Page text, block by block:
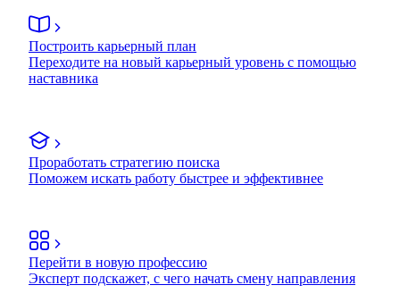
Построить карьерный план
Переходите на новый карьерный уровень с помощью
наставника
Проработать стратегию поиска
Поможем искать работу быстрее и эффективнее
Перейти в новую профессию
Эксперт подскажет, с чего начать смену направления